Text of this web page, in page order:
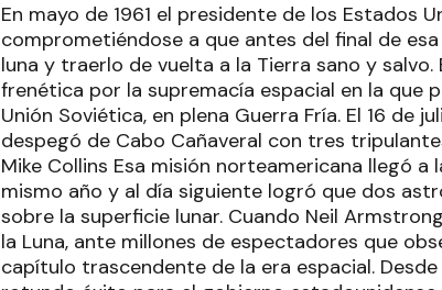
En mayo de 1961 el presidente de los Estados
comprometiéndose a que antes del final de
luna y traerlo de vuelta a la Tierra sano y
frenética por la supremacía espacial en la que
Unión Soviética, en plena Guerra Fría. El 16 de
despegó de Cabo Cañaveral con tres
Mike Collins Esa misión norteamericana llegó
mismo año y al día siguiente logró que dos
sobre la superficie lunar. Cuando Neil
la Luna, ante millones de espectadores que
capítulo trascendente de la era espacial.